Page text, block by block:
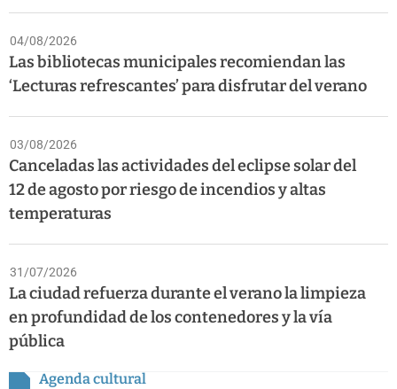
04/08/2026
Las bibliotecas municipales recomiendan las
‘Lecturas refrescantes’ para disfrutar del verano
03/08/2026
Canceladas las actividades del eclipse solar del
12 de agosto por riesgo de incendios y altas
temperaturas
31/07/2026
La ciudad refuerza durante el verano la limpieza
en profundidad de los contenedores y la vía
pública
Agenda cultural